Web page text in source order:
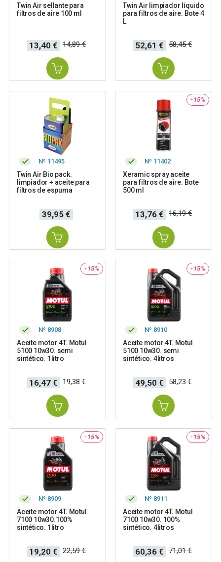
Twin Air sellante para
filtros de aire 100 ml
Precio
13,40 €
Precio
base
14,89 €
Twin Air limpiador líquido
para filtros de aire. Bote 4
L
Precio
52,61 €
Precio
base
58,45 €
Nº 11495
Twin Air Bio pack:
limpiador + aceite para
filtros de espuma
Precio
39,95 €
-15%
Nº 11402
Xeramic spray aceite
para filtros de aire. Bote
500 ml
Precio
13,76 €
Precio
base
16,19 €
-15%
Nº 8908
Aceite motor 4T. Motul
5100 10w30. semi
sintético. 1litro
Precio
16,47 €
Precio
base
19,38 €
-15%
Nº 8910
Aceite motor 4T. Motul
5100 10w30. semi
sintético. 4litros
Precio
49,50 €
Precio
base
58,23 €
-15%
Nº 8909
Aceite motor 4T. Motul
7100 10w30.100%
sintético. 1litro
Precio
19,20 €
Precio
base
22,59 €
-15%
Nº 8911
Aceite motor 4T. Motul
7100 10w30. 100%
sintético. 4litros
Precio
60,36 €
Precio
base
71,01 €